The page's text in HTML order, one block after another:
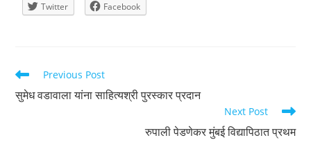
Twitter
Facebook
Read
more
articles
Previous Post
सुमेध वडावाला यांना साहित्यश्री पुरस्कार प्रदान
Next Post
रुपाली पेडणेकर मुंबई विद्यापिठात प्रथम